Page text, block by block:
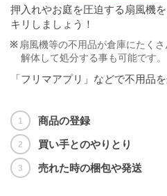
押入れやお庭を圧迫する扇風機
キリしましょう！
扇風機等の不用品が倉庫にたく
解体して処分する事も可能です。
「フリマアプリ」などで不用品
商品の登録
買い手とのやりとり
売れた時の梱包や発送